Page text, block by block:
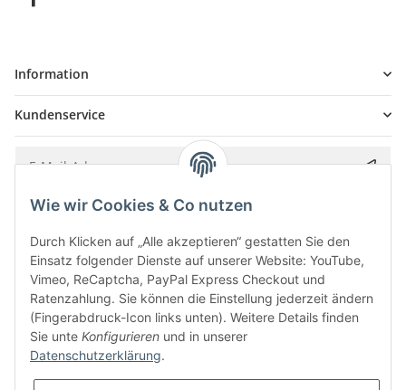
Information
Kundenservice
Bitte senden Sie mir entsprechend IhrerDatenschutzerklärung
Wie wir Cookies & Co nutzen
Durch Klicken auf „Alle akzeptieren“ gestatten Sie den
Einsatz folgender Dienste auf unserer Website: YouTube,
Vimeo, ReCaptcha, PayPal Express Checkout und
Ratenzahlung. Sie können die Einstellung jederzeit ändern
(Fingerabdruck-Icon links unten). Weitere Details finden
Sie unte Konfigurieren und in unserer
Datenschutzerklärung.